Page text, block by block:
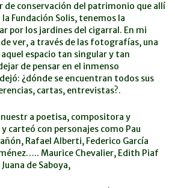
de conservación del patrimonio que allí
Fundación Solis, tenemos la
por los jardines del cigarral. En mi
ver, a través de las fotografías, una
espacio tan singular y tan
de pensar en el inmenso
¿dónde se encuentran todos sus
cartas, entrevistas?.
a poetisa, compositora y
carteó con personajes como Pau
Rafael Alberti, Federico García
Maurice Chevalier, Edith Piaf
de Saboya,